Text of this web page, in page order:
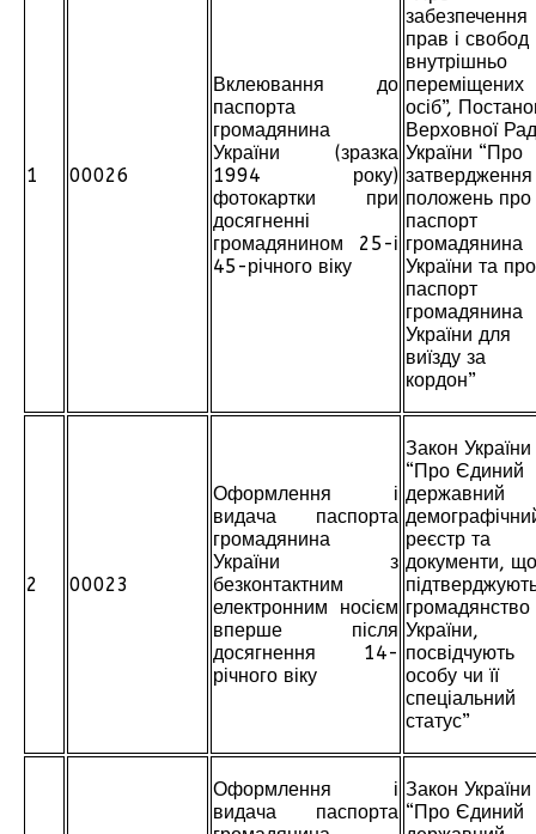
1 00026
Вклеювання до
паспорта
громадянина
України (зразка
1994 року)
фотокартки при
досягненні
громадянином 25-і
45-річного віку
забезпечення
прав і свобод
внутрішньо
переміщених
осіб”,
Верховної
України “Про
затвердження
положень про
паспорт
громадянина
України та про
паспорт
громадянина
України для
виїзду за
кордон”
2 00023
Оформлення і
видача паспорта
громадянина
України з
безконтактним
електронним носієм
вперше після
досягнення 14-
річного віку
Закон України
“Про Єдиний
державний
реєстр та
документи, що
громадянство
України,
посвідчують
особу чи її
спеціальний
статус”
Оформлення і
видача паспорта
Закон України
“Про Єдиний